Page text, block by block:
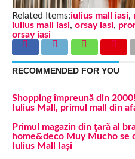
Related Items:iulius mall iasi,
iulius mall iasi, orsay iasi,
orsay iasi
RECOMMENDED FOR YOU
Shopping împreună din
Iulius Mall, primul mall din
Primul magazin din ţară al
home&deco Muy Mucho se
Iulius Mall Iași